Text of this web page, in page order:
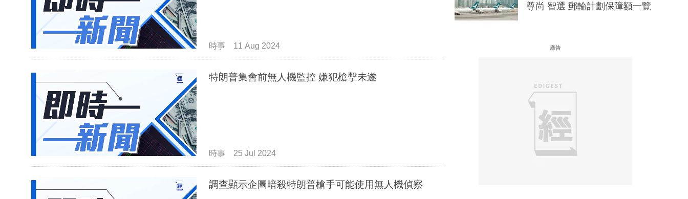
時事 11 Aug 2024
特朗普集會前無人機監控 嫌犯槍擊未遂
時事 25 Jul 2024
調查顯示企圖暗殺特朗普槍手可能使用無人機偵察
尊尚 智選 郵輪計劃保障額一覽
廣告